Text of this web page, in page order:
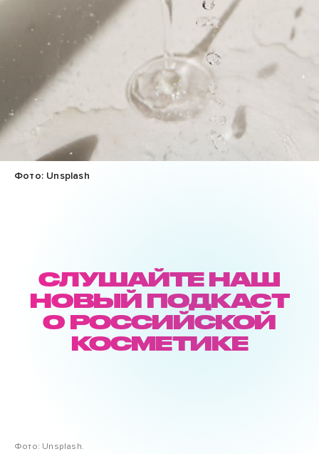
Фото: Unsplash
СЛУШАЙТЕ НАШ
НОВЫЙ ПОДКАСТ
О РОССИЙСКОЙ
КОСМЕТИКЕ
Фото: Unsplash.